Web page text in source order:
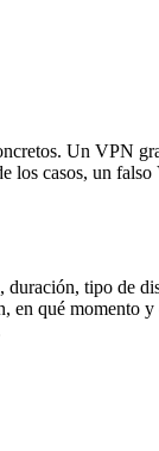
Un VPN
casos, un
tipo de
qué